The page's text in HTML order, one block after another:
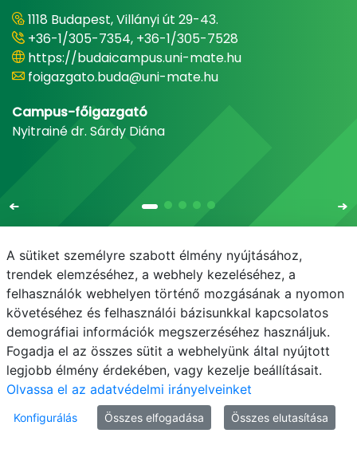
1118 Budapest, Villányi út 29-43.
+36-1/305-7354, +36-1/305-7528
https://budaicampus.uni-mate.hu
foigazgato.buda@uni-mate.hu
Campus-főigazgató
Nyitrainé dr. Sárdy Diána
E-mail Telefonkönyv NEPTUN
E-learning
Bejelentkezés
Adatvédelem
© MATE 2021
A sütiket személyre szabott élmény nyújtásához,
trendek elemzéséhez, a webhely kezeléséhez, a
felhasználók webhelyen történő mozgásának a nyomon
követéséhez és felhasználói bázisunkkal kapcsolatos
demográfiai információk megszerzéséhez használjuk.
Fogadja el az összes sütit a webhelyünk által nyújtott
legjobb élmény érdekében, vagy kezelje beállításait.
Olvassa el az adatvédelmi irányelveinket
Konfigurálás Összes elfogadása Összes elutasítása